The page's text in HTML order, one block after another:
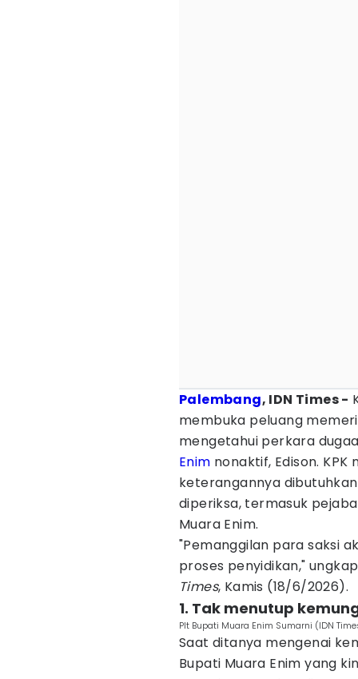
Palembang, IDN Times -
membuka peluang
mengetahui perkara
Enim nonaktif, Edison.
keterangannya
diperiksa, termasuk
Muara Enim.
"Pemanggilan para saksi
proses penyidikan,"
Times, Kamis (18/6/2026).
1. Tak menutup
Plt Bupati Muara Enim Sumarni (IDN
Saat ditanya mengenai
Bupati Muara Enim yang